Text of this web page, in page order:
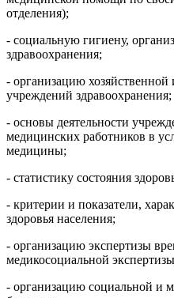
отделения);
- социальную гигиену,
здравоохранения;
- организацию хозяйственной
учреждений здравоохранения;
- основы деятельности
медицинских работников в
медицины;
- статистику состояния
- критерии и показатели,
здоровья населения;
- организацию экспертизы
медикосоциальной
- организацию социальной и